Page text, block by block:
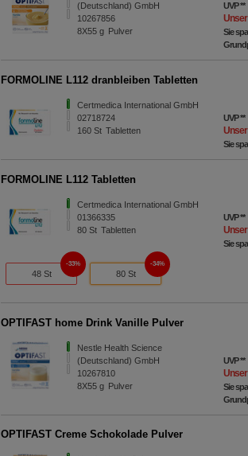
(Deutschland) GmbH
10267856
8X55g Pulver
UVP**
Sie
FORMOLINE L112 dranbleiben Tabletten
Certmedica International GmbH
02718724
160St Tabletten
UVP**
Sie
FORMOLINE L112 Tabletten
Certmedica International GmbH
01366335
80St Tabletten
UVP**
Sie
48 St
33%
80 St
34%
OPTIFAST home Drink Vanille Pulver
Nestle Health Science
(Deutschland) GmbH
10267810
8X55g Pulver
UVP**
Sie
OPTIFAST Creme Schokolade Pulver